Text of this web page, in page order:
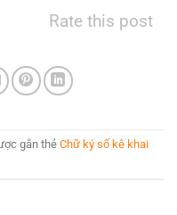
Rate this post
gắn thẻ Chữ ký số kê khai